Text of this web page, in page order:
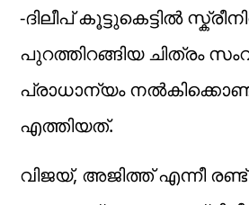
-ദിലീപ് കൂട്ടുകെട്ടിൽ
പുറത്തിറങ്ങിയ ചിത്രം
പ്രാധാന്യം
എത്തിയത്.
വിജയ്, അജിത്ത് എന്നീ